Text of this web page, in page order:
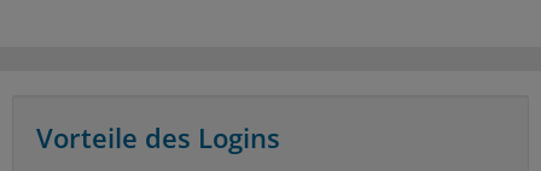
Vorteile des Logins